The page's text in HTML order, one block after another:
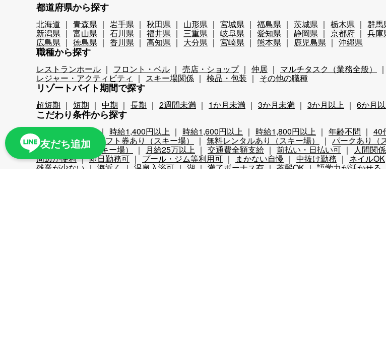
友だち追加
都道府県から探す
北海道 青森県 岩手県 秋田県 山形県 宮城県 福島県 茨城県 栃木県 群馬
新潟県 富山県 石川県 福井県 三重県 岐阜県 愛知県 静岡県 京都府 兵庫
広島県 徳島県 香川県 高知県 大分県 宮崎県 熊本県 鹿児島県 沖縄県
職種から探す
レストランホール フロント・ベル 売店・ショップ 仲居 マルチタスク（業務全般）
レジャー・アクティビティ スキー場関係 検品・包装 その他の職種
リゾートバイト期間で探す
超短期 短期 中期 長期 2週間未満 1か月未満 3か月未満 3か月以上 6か月
こだわり条件から探す
時給1,200円以上 時給1,400円以上 時給1,600円以上 時給1,800円以上 年齢不問 40
スキー場 無料リフト券あり（スキー場） 無料レンタルあり（スキー場） パークあり（
ナイターあり（スキー場） 月給25万以上 交通費全額支給 前払い・日払い可 人間関
周辺が便利 即日勤務可 プール・ジム等利用可 まかない自慢 中抜け勤務 ネイルOK
残業が少ない 海近く 温泉入浴可 湖 満了ボーナス有 茶髪OK 語学力が活かせる